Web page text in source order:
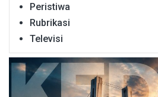
Peristiwa
Rubrikasi
Televisi